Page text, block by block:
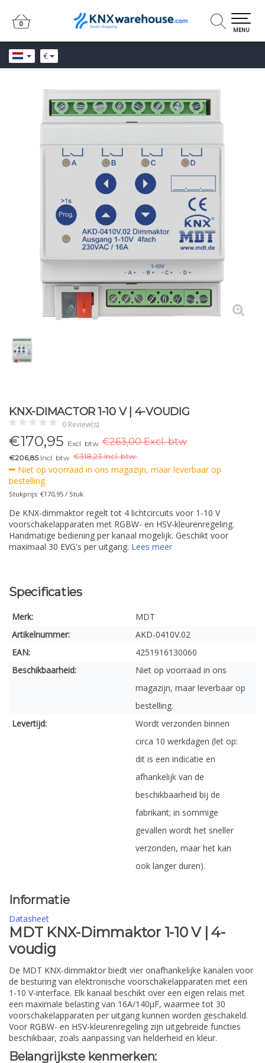
€
0
0
MENU
KNX-DIMACTOR 1-10 V | 4-VOUDIG
0 Review(s)
€170,95 Excl. btw €263,00 Excl. btw
€206,85Incl. btw €318,23 Incl. btw.
Niet op voorraad in ons magazijn, maar leverbaar op
bestelling.
Stukprijs: €170,95 / Stuk
De KNX-dimmaktor regelt tot 4 lichtcircuits voor 1-10 V
voorschakelapparaten met RGBW- en HSV-kleurenregeling.
Handmatige bediening per kanaal mogelijk. Geschikt voor
maximaal 30 EVG's per uitgang. Lees meer
Specificaties
Merk:
MDT
Artikelnummer:
AKD-0410V.02
EAN:
4251916130060
Beschikbaarheid:
Niet op voorraad in ons
magazijn, maar leverbaar op
bestelling.
Levertijd:
Wordt verzonden binnen
circa 10 werkdagen (let op:
dit is een indicatie en
afhankelijk van de
beschikbaarheid bij de
fabrikant; in sommige
gevallen wordt het sneller
verzonden, maar het kan
ook langer duren).
Informatie
Datasheet
MDT KNX-Dimmaktor 1-10 V | 4-
voudig
De MDT KNX-dimmaktor biedt vier onafhankelijke kanalen voor
de besturing van elektronische voorschakelapparaten met een
1-10 V-interface. Elk kanaal beschikt over een eigen relais met
een maximale belasting van 16A/140μF, waarmee tot 30
voorschakelapparaten per uitgang kunnen worden geschakeld.
Voor RGBW- en HSV-kleurenregeling zijn uitgebreide functies
beschikbaar, zoals aanpassing van helderheid en kleur.
Belangrijkste kenmerken: